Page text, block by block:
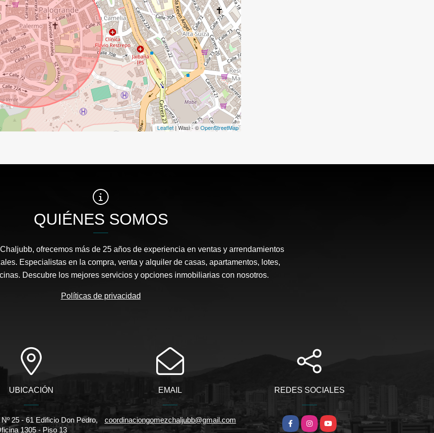
Leaflet | Wasi - ©OpenStreetMap
QUIÉNES SOMOS
ofrecemos más de 25 años de experiencia en ventas y arrendamientos
Especialistas en la compra, venta y alquiler de casas, apartamentos, lotes,
Descubre los mejores servicios y opciones inmobiliarias con nosotros.
Políticas de privacidad
UBICACIÓN
25 - 61 Edificio Don Pedro,
1305 - Piso 13
EMAIL
coordinaciongomezchaljubb@gmail.com
REDES SOCIALES
FacebookInstagramYouTube